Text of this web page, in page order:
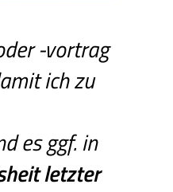
-vortrag
ich zu
es ggf. in
letzter